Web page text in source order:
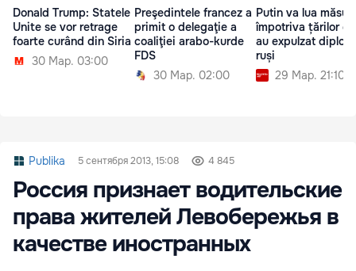
Donald Trump: Statele
Unite se vor retrage
foarte curând din Siria
30 Мар. 03:00
Preşedintele francez a
primit o delegaţie a
coaliţiei arabo-kurde
FDS
30 Мар. 02:00
Putin va lua măsuri
împotriva țărilor
au expulzat
ruși
29 Мар. 21:10
Publika 5 сентября 2013, 15:08 4 845
Россия признает водительские
права жителей Левобережья в
качестве иностранных